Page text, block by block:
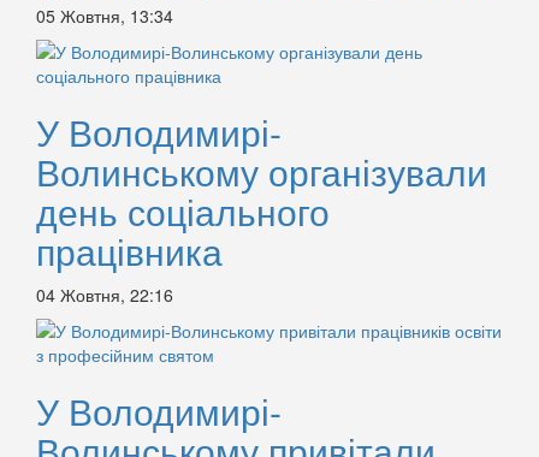
05 Жовтня, 13:34
У Володимирі-
Волинському організували
день соціального
працівника
04 Жовтня, 22:16
У Володимирі-